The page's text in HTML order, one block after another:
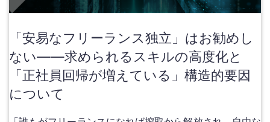
「安易なフリーランス独立」はお勧めし
ない——求められるスキルの高度化と
「正社員回帰が増えている」構造的要因
について